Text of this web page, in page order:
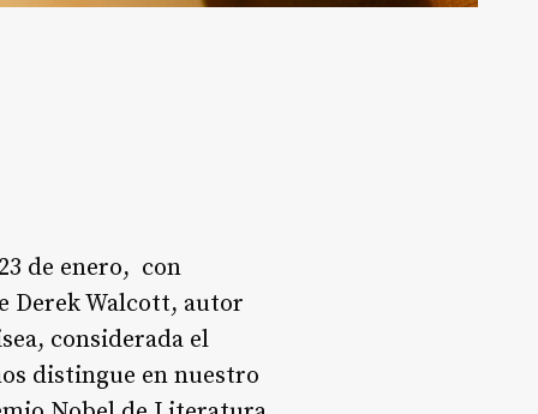
de enero, con
Derek Walcott, autor
considerada el
distingue en nuestro